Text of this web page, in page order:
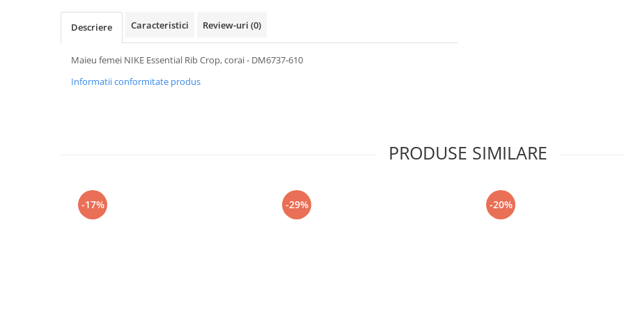
Descriere Caracteristici Review-uri (0)
Maieu femei NIKE Essential Rib Crop, corai - DM6737-610
Informatii conformitate produs
PRODUSE SIMILARE
-17% -29% -20%